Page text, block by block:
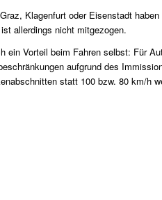
Klagenfurt oder Eisenstadt
allerdings nicht mitgezogen.
ein Vorteil beim Fahren selbst: Für
aufgrund des
statt 100 bzw. 80 km/h